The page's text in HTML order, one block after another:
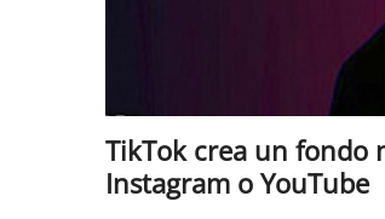
TikTok crea un fondo
Instagram o YouTube